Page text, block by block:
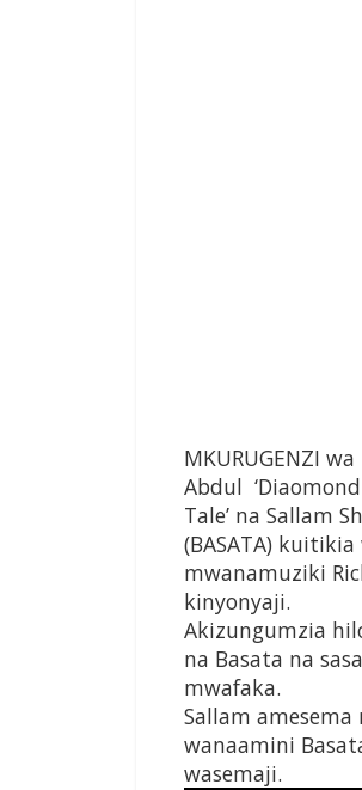
MKURUGENZI
Abdul
Tale’ na Sallam
(BASATA)
mwanamuziki
kinyonyaji.
Akizungumzia
na Basata na
mwafaka.
Sallam
wanaamini
wasemaji.